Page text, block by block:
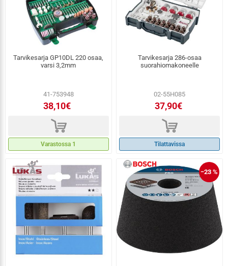
Tarvikesarja GP10DL 220 osaa,
varsi 3,2mm
41-753948
38,10€
d
Varastossa 1
Tarvikesarja 286-osaa
suorahiomakoneelle
02-55H085
37,90€
d
Tilattavissa
−23 %